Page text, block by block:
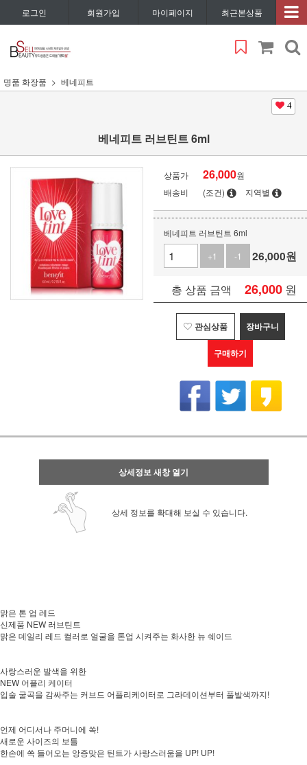
로그인 회원가입 마이페이지 최근본상품
명품 화장품 베네피트
4
베네피트 러브틴트 6ml
상품가 26,000원
배송비
(조건) 지역별
베네피트 러브틴트 6ml
+1
-1 26,000원
총 상품 금액 26,000 원
관심상품 장바구니
구매하기
상세정보 새창 열기
상세 정보를 확대해 보실 수 있습니다.
맑은 톤 업 레드
신제품 NEW 러브틴트
맑은 데일리 레드 컬러로 얼굴을 톤업 시켜주는 화사한 뉴 쉐이드
사랑스러운 발색을 위한
NEW 어플리 케이터
입술 굴곡을 감싸주는 커브드 어플리케이터로 그라데이션부터 풀발색까지!
언제 어디서나 주머니에 쏙!
새로운 사이즈의 보틀
한손에 쏙 들어오는 앙증맞은 틴트가 사랑스러움을 UP! UP!